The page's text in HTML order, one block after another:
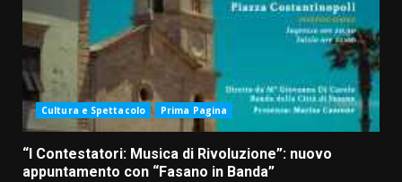
Cultura e Spettacolo Prima Pagina
“I Contestatori: Musica di Rivoluzione”: nuovo
appuntamento con “Fasano in Banda”